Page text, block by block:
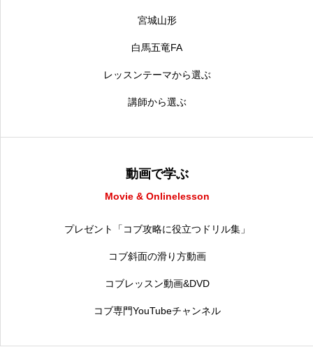
宮城山形
白馬五竜FA
レッスンテーマから選ぶ
講師から選ぶ
動画で学ぶ
Movie & Onlinelesson
プレゼント「コブ攻略に役立つドリル集」
コブ斜面の滑り方動画
コブレッスン動画&DVD
コブ専門YouTubeチャンネル